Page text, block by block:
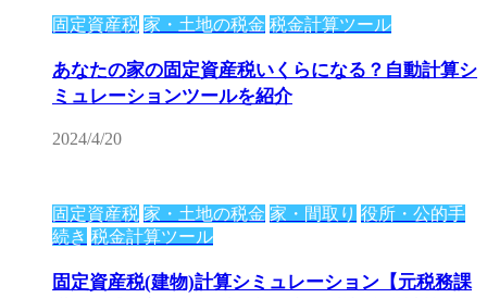
固定資産税 家・土地の税金 税金計算ツール
あなたの家の固定資産税いくらになる？自動計算シ
ミュレーションツールを紹介
2024/4/20
固定資産税 家・土地の税金 家・間取り 役所・公的手
続き 税金計算ツール
固定資産税(建物)計算シミュレーション【元税務課